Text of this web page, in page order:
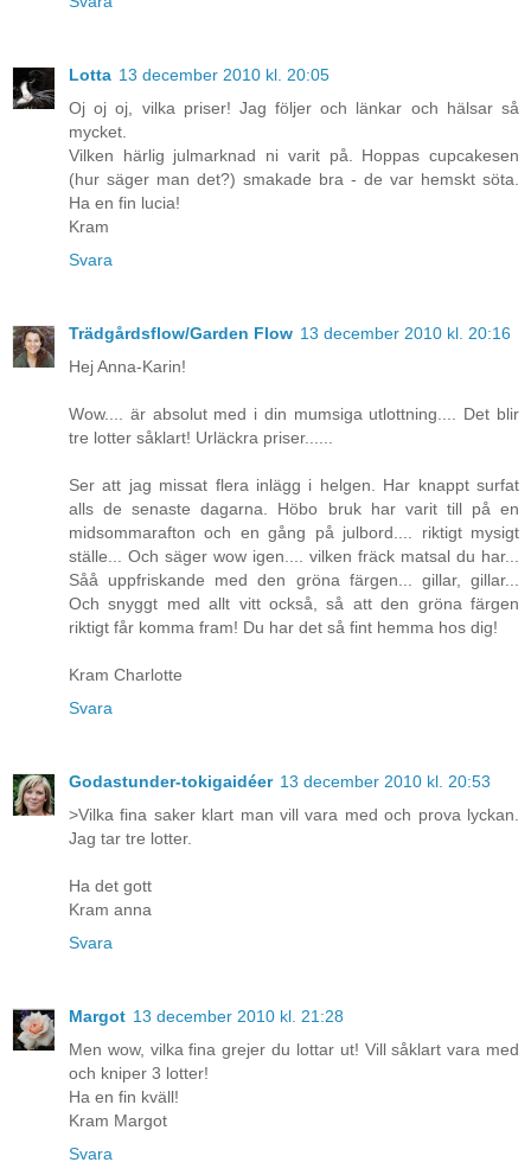
Lotta 13 december 2010 kl. 20:05
Oj oj oj, vilka priser! Jag följer och länkar och hälsar så
mycket.
Vilken härlig julmarknad ni varit på. Hoppas cupcakesen
(hur säger man det?) smakade bra - de var hemskt söta.
Ha en fin lucia!
Kram
Svara
Trädgårdsflow/Garden Flow 13 december 2010 kl. 20:16
Hej Anna-Karin!
Wow.... är absolut med i din mumsiga utlottning.... Det blir
tre lotter såklart! Urläckra priser......
Ser att jag missat flera inlägg i helgen. Har knappt surfat
alls de senaste dagarna. Höbo bruk har varit till på en
midsommarafton och en gång på julbord.... riktigt mysigt
ställe... Och säger wow igen.... vilken fräck matsal du har...
Såå uppfriskande med den gröna färgen... gillar, gillar...
Och snyggt med allt vitt också, så att den gröna färgen
riktigt får komma fram! Du har det så fint hemma hos dig!
Kram Charlotte
Svara
Godastunder-tokigaidéer 13 december 2010 kl. 20:53
>Vilka fina saker klart man vill vara med och prova lyckan.
Jag tar tre lotter.
Ha det gott
Kram anna
Svara
Margot 13 december 2010 kl. 21:28
Men wow, vilka fina grejer du lottar ut! Vill såklart vara med
och kniper 3 lotter!
Ha en fin kväll!
Kram Margot
Svara